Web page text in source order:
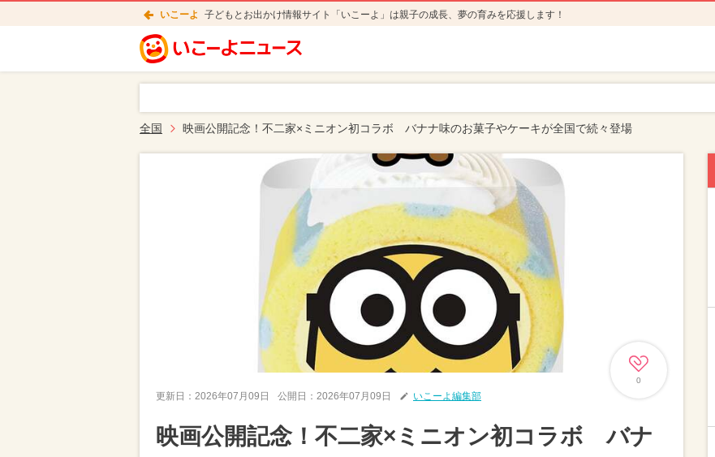
いこーよ 子どもとお出かけ情報サイト「いこーよ」は親子の成長、夢の育みを応援します！
全国 映画公開記念！不二家×ミニオン初コラボ バナナ味のお菓子やケーキが全国で続々登場
0
更新日： 2026年07月09日 公開日： 2026年07月09日 いこーよ編集部
映画公開記念！不二家×ミニオン初コラボ バナ